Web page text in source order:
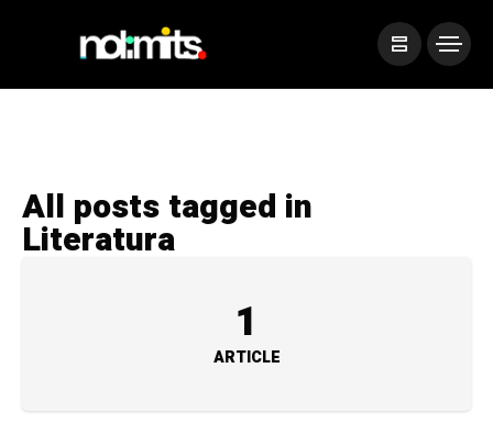
All posts tagged in
Literatura
1
ARTICLE